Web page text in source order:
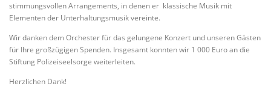
stimmungsvollen Arrangements, in denen er klassische Musik mit
Elementen der Unterhaltungsmusik vereinte.
Wir danken dem Orchester für das gelungene Konzert und unseren Gästen
für Ihre großzügigen Spenden. Insgesamt konnten wir 1 000 Euro an die
Stiftung Polizeiseelsorge weiterleiten.
Herzlichen Dank!